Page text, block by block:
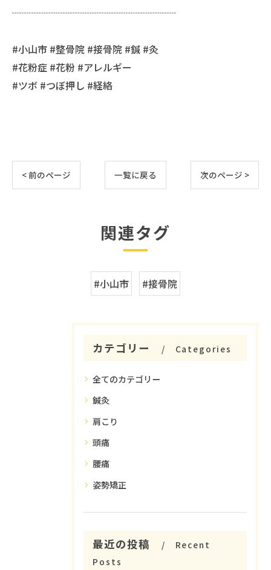
┈┈┈┈┈┈┈┈┈┈┈┈┈┈┈┈┈
#小山市 #整骨院 #接骨院 #鍼 #灸
#花粉症 #花粉 #アレルギー
#ツボ #つぼ押し #経絡
< 前のページ 一覧に戻る 次のページ >
関連タグ
#小山市 #接骨院
カテゴリー Categories
全てのカテゴリー
鍼灸
肩こり
頭痛
腰痛
姿勢矯正
最近の投稿
Recent
Posts